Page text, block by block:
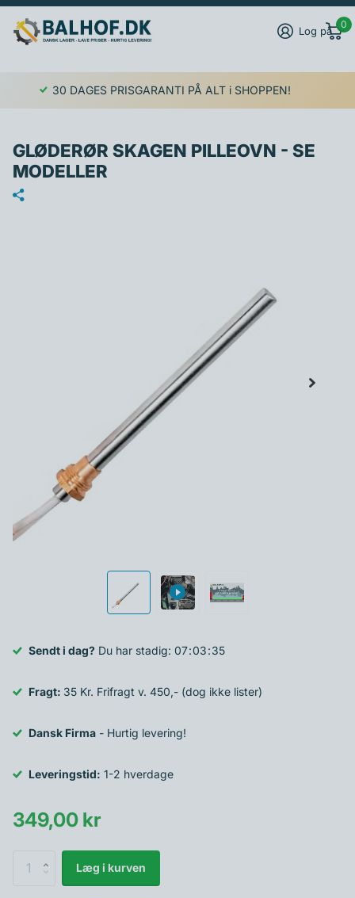
Log på
0
30 DAGES PRISGARANTI PÅ ALT i SHOPPEN!
GLØDERØR SKAGEN PILLEOVN - SE
MODELLER
Sendt i dag? Du har stadig: 07 03 35
Fragt: 35 Kr. Frifragt v. 450,- (dog ikke lister)
Dansk Firma - Hurtig levering!
Leveringstid: 1-2 hverdage
349,00 kr
Læg i kurven